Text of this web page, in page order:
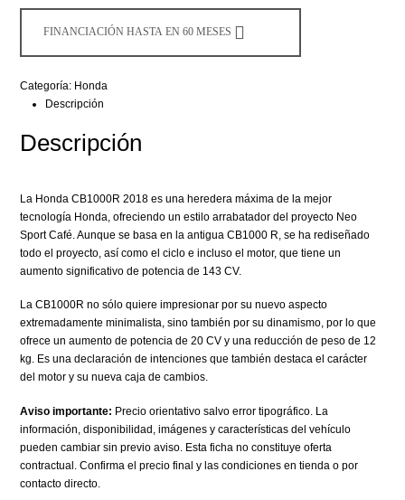
FINANCIACIÓN HASTA EN 60 MESES
Categoría: Honda
Descripción
Descripción
La Honda CB1000R 2018 es una heredera máxima de la mejor
tecnología Honda, ofreciendo un estilo arrabatador del proyecto Neo
Sport Café. Aunque se basa en la antigua CB1000 R, se ha rediseñado
todo el proyecto, así como el ciclo e incluso el motor, que tiene un
aumento significativo de potencia de 143 CV.
La CB1000R no sólo quiere impresionar por su nuevo aspecto
extremadamente minimalista, sino también por su dinamismo, por lo que
ofrece un aumento de potencia de 20 CV y una reducción de peso de 12
kg. Es una declaración de intenciones que también destaca el carácter
del motor y su nueva caja de cambios.
Aviso importante: Precio orientativo salvo error tipográfico. La
información, disponibilidad, imágenes y características del vehículo
pueden cambiar sin previo aviso. Esta ficha no constituye oferta
contractual. Confirma el precio final y las condiciones en tienda o por
contacto directo.